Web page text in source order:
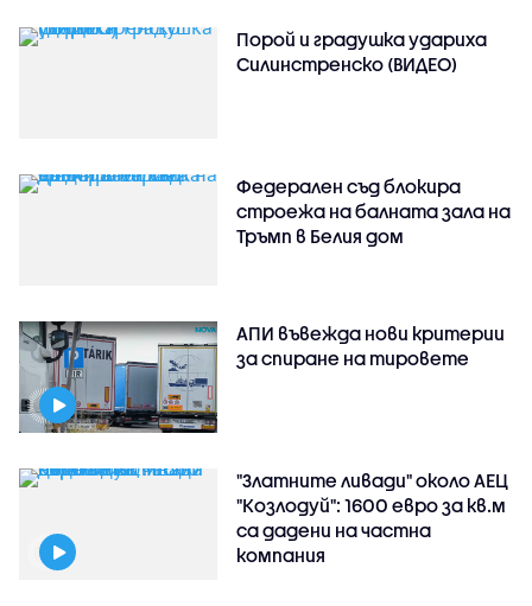
Порой и градушка удариха
Силинстренско (ВИДЕО)
Федерален съд блокира
строежа на балната зала на
Тръмп в Белия дом
АПИ въвежда нови критерии
за спиране на тировете
"Златните ливади" около АЕЦ
"Козлодуй": 1600 евро за кв.м
са дадени на частна
компания